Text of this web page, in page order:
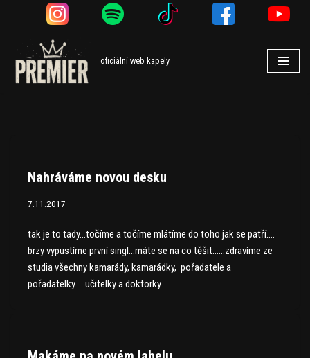
obsah
oficiální web kapely
Nahráváme novou desku
7.11.2017
tak je to tady…točíme a točíme mlátíme do toho jak se patří….
brzy vypustíme první singl…máte se na co těšit……zdravíme ze
studia všechny kamarády, kamarádky, pořadatele a
pořadatelky…..učitelky a doktorky